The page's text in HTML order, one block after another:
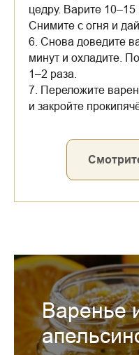
цедру. Варите
Снимите с огня и
6. Снова доведите
минут и охладите.
1–2 раза.
7. Переложите
и закройте
Варенье